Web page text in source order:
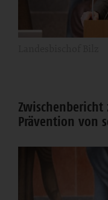
Prävention von